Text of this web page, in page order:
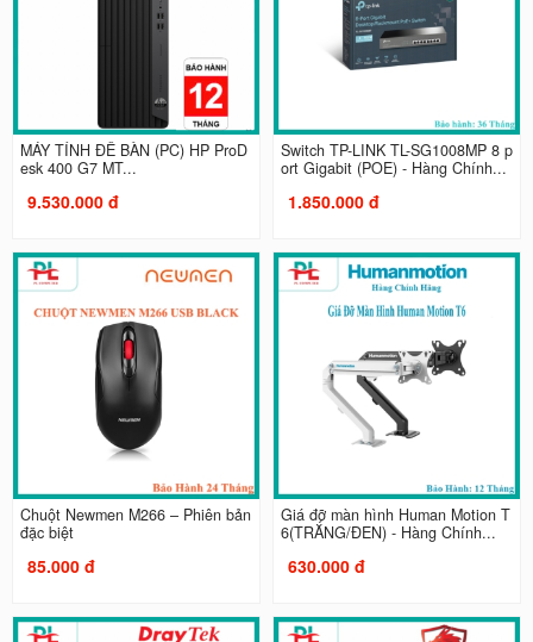
MÁY TÍNH ĐỂ BÀN (PC) HP ProD
esk 400 G7 MT...
9.530.000 đ
Switch TP-LINK TL-SG1008MP 8 p
ort Gigabit (POE) - Hàng Chính...
1.850.000 đ
Chuột Newmen M266 – Phiên bản
đặc biệt
85.000 đ
Giá đỡ màn hình Human Motion T
6(TRẮNG/ĐEN) - Hàng Chính...
630.000 đ